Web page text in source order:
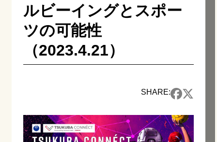
ルビーイングとスポー
ツの可能性
（2023.4.21）
SHARE: